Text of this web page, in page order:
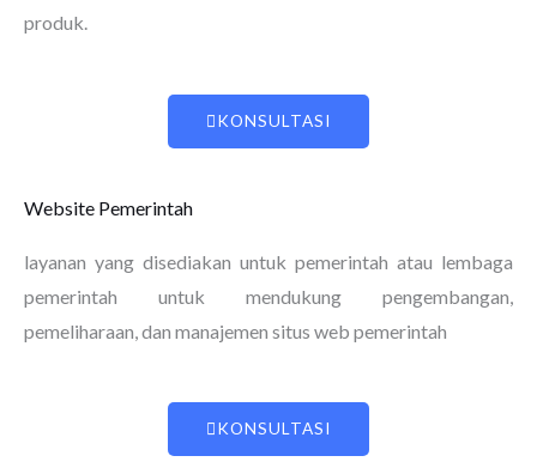
produk.
KONSULTASI
Website Pemerintah
layanan yang disediakan untuk pemerintah atau lembaga
pemerintah untuk mendukung pengembangan,
pemeliharaan, dan manajemen situs web pemerintah
KONSULTASI